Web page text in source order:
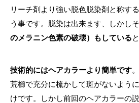
リーチ剤より強い脱色脱染剤と称す
う事です。脱染は出来ます、しかしそ
のメラニン色素の破壊）もしている
技術的にはヘアカラーより簡単です
荒櫛で充分に梳かして斑がないよう
けです。しかし前回のヘアカラーの